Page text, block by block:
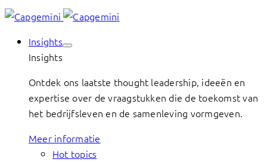
Insights
Insights
Ontdek ons laatste thought leadership, ideeën en
expertise over de vraagstukken die de toekomst van
het bedrijfsleven en de samenleving vormgeven.
Meer informatie
Hot topics